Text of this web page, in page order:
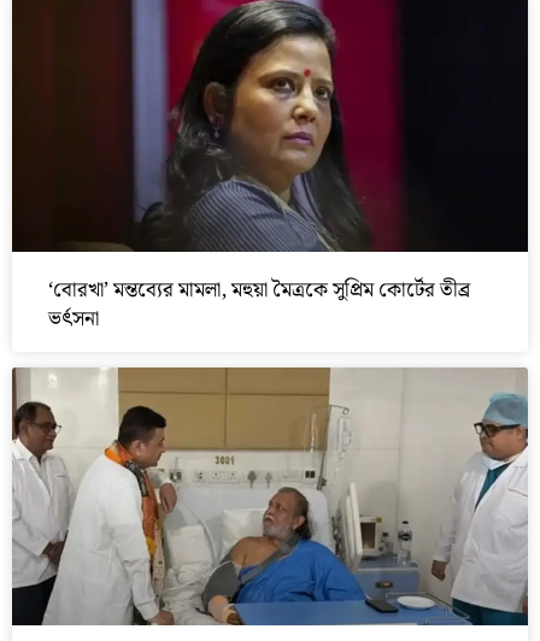
‘বোরখা’ মন্তব্যের মামলা, মহুয়া মৈত্রকে সুপ্রিম কোর্টের তীব্র
ভর্ৎসনা